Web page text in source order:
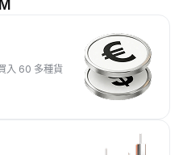
入 60 多種貨